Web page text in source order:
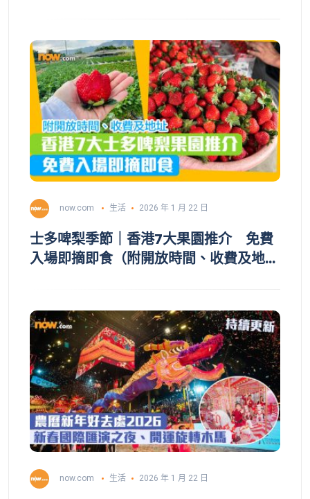
now.com 生活 2026 年 1 月 22 日
士多啤梨季節｜香港7大果園推介 免費
入場即摘即食（附開放時間、收費及地址
now.com 生活 2026 年 1 月 22 日